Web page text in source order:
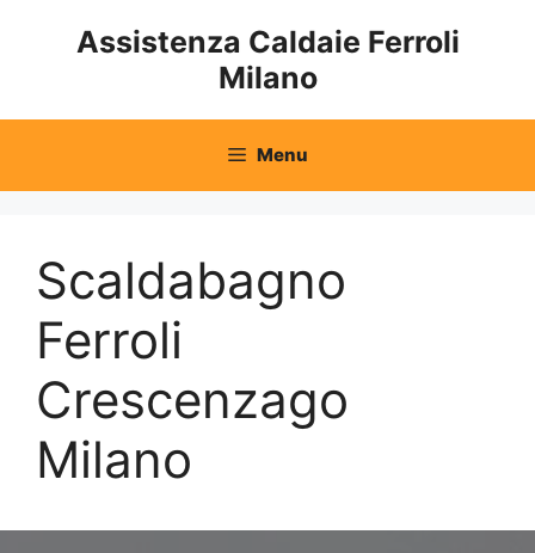
Assistenza Caldaie Ferroli
Milano
Menu
Scaldabagno
Ferroli
Crescenzago
Milano